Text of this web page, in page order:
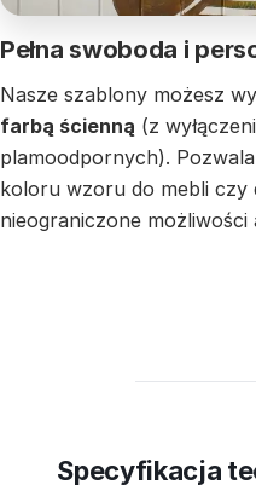
Pełna swoboda i
Nasze szablony możesz
farbą ścienną (z
plamoodpornych).
koloru wzoru do mebli czy
nieograniczone
Specyfikacja